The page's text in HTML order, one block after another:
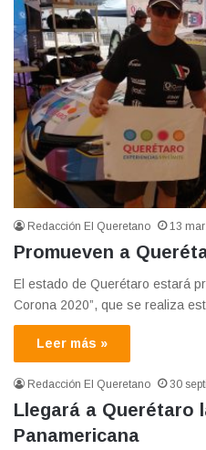
Redacción El Queretano 13
Promueven a
El estado de Querétaro estará
Corona 2020”, que se realiza
Leer más »
Redacción El Queretano 30
Llegará a Querétaro
Panamericana